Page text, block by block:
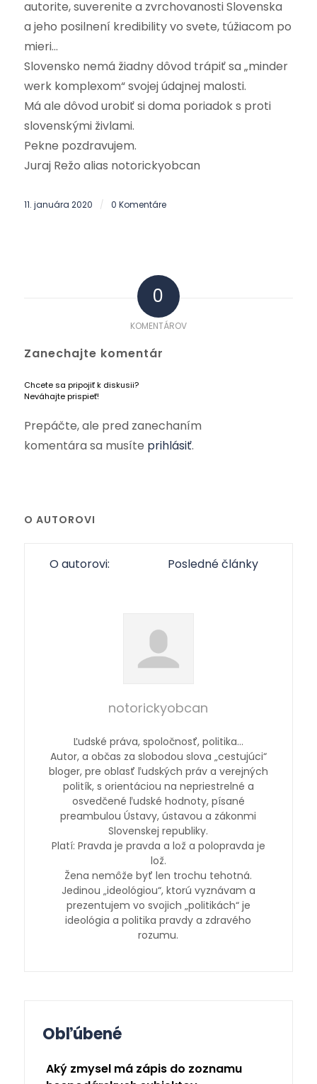
autorite, suverenite a zvrchovanosti Slovenska
a jeho posilnení kredibility vo svete, túžiacom po
mieri…
Slovensko nemá žiadny dôvod trápiť sa „minder
werk komplexom“ svojej údajnej malosti.
Má ale dôvod urobiť si doma poriadok s proti
slovenskými živlami.
Pekne pozdravujem.
Juraj Režo alias notorickyobcan
11. januára 2020 / 0 Komentáre
0
KOMENTÁROV
Zanechajte komentár
Chcete sa pripojiť k diskusii?
Neváhajte prispieť!
Prepáčte, ale pred zanechaním
komentára sa musíte prihlásiť.
O AUTOROVI
O autorovi: Posledné články
notorickyobcan
Ľudské práva, spoločnosť, politika…
Autor, a občas za slobodou slova „cestujúci“
bloger, pre oblasť ľudských práv a verejných
politík, s orientáciou na nepriestrelné a
osvedčené ľudské hodnoty, písané
preambulou Ústavy, ústavou a zákonmi
Slovenskej republiky.
Platí: Pravda je pravda a lož a polopravda je
lož.
Žena nemôže byť len trochu tehotná.
Jedinou „ideológiou“, ktorú vyznávam a
prezentujem vo svojich „politikách“ je
ideológia a politika pravdy a zdravého
rozumu.
Obľúbené
Aký zmysel má zápis do zoznamu